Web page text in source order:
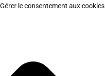
Gérer le consentement aux cookies